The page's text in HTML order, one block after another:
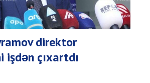
direktor
işdən çıxartdı